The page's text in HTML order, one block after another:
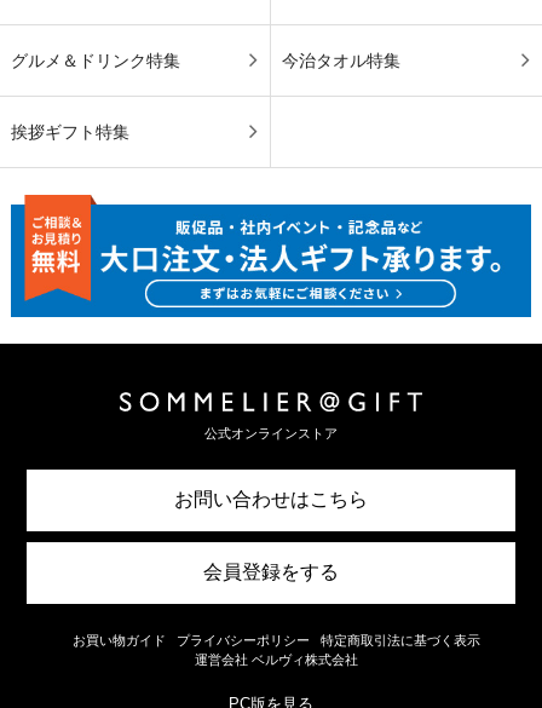
グルメ＆ドリンク特集 今治タオル特集
挨拶ギフト特集
公式オンラインストア
お問い合わせはこちら
会員登録をする
お買い物ガイド プライバシーポリシー
特定商取引法に基づく表示
運営会社 ベルヴィ株式会社
PC版を見る